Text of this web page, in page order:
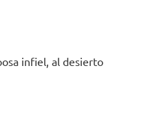
infiel, al desierto